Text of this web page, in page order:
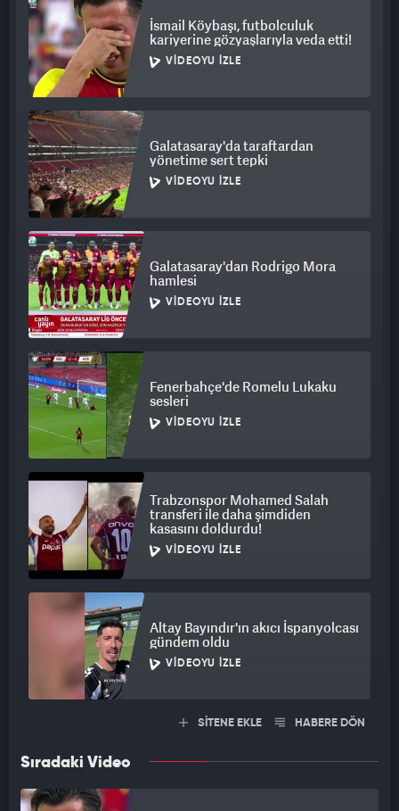
İsmail Köybaşı, futbolculuk
kariyerine gözyaşlarıyla veda etti!
VIDEOYU İZLE
Galatasaray'da taraftardan
yönetime sert tepki
VIDEOYU İZLE
Galatasaray'dan Rodrigo Mora
hamlesi
VIDEOYU İZLE
Fenerbahçe'de Romelu Lukaku
sesleri
VIDEOYU İZLE
Trabzonspor Mohamed Salah
transferi ile daha şimdiden
kasasını doldurdu!
VIDEOYU İZLE
Altay Bayındır'ın akıcı İspanyolcası
gündem oldu
VIDEOYU İZLE
SİTENE EKLE HABERE DÖN
Sıradaki Video